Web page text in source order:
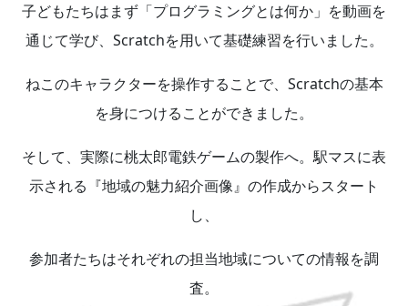
子どもたちはまず「プログラミングとは何か」を動画を
通じて学び、Scratchを用いて基礎練習を行いました。
ねこのキャラクターを操作することで、Scratchの基本
を身につけることができました。
そして、実際に桃太郎電鉄ゲームの製作へ。駅マスに表
示される『地域の魅力紹介画像』の作成からスタート
し、
参加者たちはそれぞれの担当地域についての情報を調
査。